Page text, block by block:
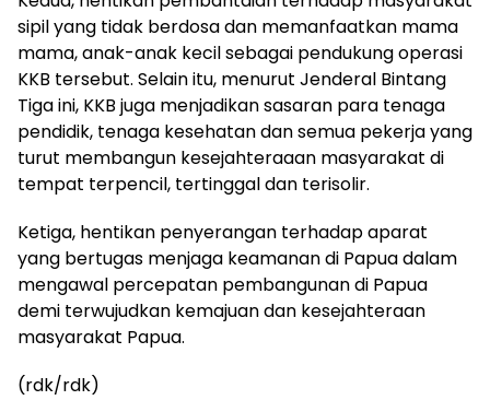
sipil yang tidak berdosa dan memanfaatkan mama
mama, anak-anak kecil sebagai pendukung operasi
KKB tersebut. Selain itu, menurut Jenderal Bintang
Tiga ini, KKB juga menjadikan sasaran para tenaga
pendidik, tenaga kesehatan dan semua pekerja yang
turut membangun kesejahteraaan masyarakat di
tempat terpencil, tertinggal dan terisolir.
Ketiga, hentikan penyerangan terhadap aparat
yang bertugas menjaga keamanan di Papua dalam
mengawal percepatan pembangunan di Papua
demi terwujudkan kemajuan dan kesejahteraan
masyarakat Papua.
(rdk/rdk)